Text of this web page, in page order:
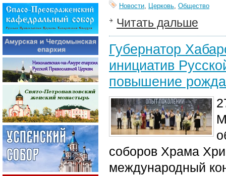
Новости, Церковь, Общество
Читать дальше
Губернатор
инициатив
повышение
соборов Храма
международный